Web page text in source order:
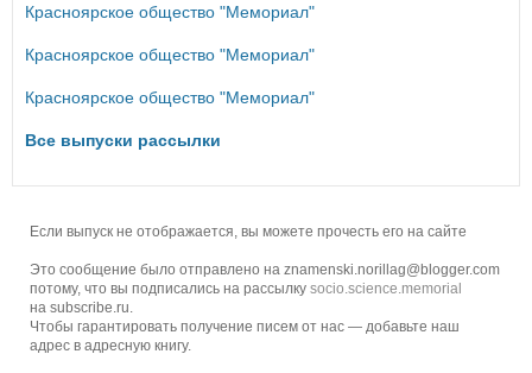
Красноярское общество "Мемориал"
Красноярское общество "Мемориал"
Красноярское общество "Мемориал"
Все выпуски рассылки
Если выпуск не отображается, вы можете прочесть его на сайте
Это сообщение было отправлено на znamenski.norillag@blogger.com
потому, что вы подписались на рассылку socio.science.memorial
на subscribe.ru.
Чтобы гарантировать получение писем от нас — добавьте наш
адрес в адресную книгу.